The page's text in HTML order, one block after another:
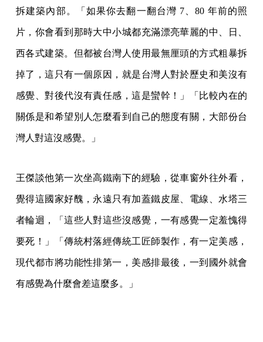
拆建築內部。「如果你去翻一翻台灣 7、80 年前的照
片，你會看到那時大中小城都充滿漂亮華麗的中、日、
西各式建築。但都被台灣人使用最無厘頭的方式粗暴拆
掉了，這只有一個原因，就是台灣人對於歷史和美沒有
感覺、對後代沒有責任感，這是蠻幹！」「比較內在的
關係是和希望別人怎麼看到自己的態度有關，大部份台
灣人對這沒感覺。」
王傑談他第一次坐高鐵南下的經驗，從車窗外往外看，
覺得這國家好醜，永遠只有加蓋鐵皮屋、電線、水塔三
者輪迴，「這些人對這些沒感覺，一有感覺一定羞愧得
要死！」「傳統村落經傳統工匠師製作，有一定美感，
現代都市將功能性排第一，美感排最後，一到國外就會
有感覺為什麼會差這麼多。」